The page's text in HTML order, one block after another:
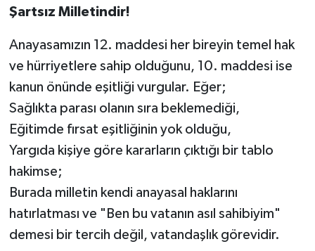
Şartsız Milletindir!
​Anayasamızın 12. maddesi her bireyin temel hak
ve hürriyetlere sahip olduğunu, 10. maddesi ise
kanun önünde eşitliği vurgular. Eğer;
​Sağlıkta parası olanın sıra beklemediği,
​Eğitimde fırsat eşitliğinin yok olduğu,
​Yargıda kişiye göre kararların çıktığı bir tablo
hakimse;
​Burada milletin kendi anayasal haklarını
hatırlatması ve "Ben bu vatanın asıl sahibiyim"
demesi bir tercih değil, vatandaşlık görevidir.